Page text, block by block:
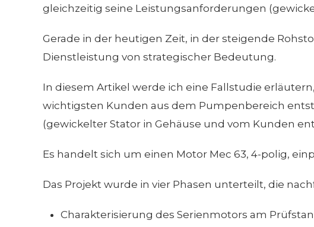
gleichzeitig seine Leistungsanforderungen
Gerade in der heutigen Zeit, in der steigende
Dienstleistung von strategischer Bedeutung.
In diesem Artikel werde ich eine Fallstudie
wichtigsten Kunden aus dem Pumpenbereich
(gewickelter Stator in Gehäuse und vom Kunden
Es handelt sich um einen Motor Mec 63, 4-polig,
Das Projekt wurde in vier Phasen unterteilt, die
Charakterisierung des Serienmotors am